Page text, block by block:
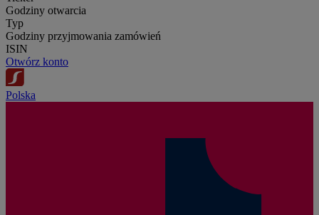
Godziny otwarcia
Typ
Godziny przyjmowania zamówień
ISIN
Otwórz konto
Polska